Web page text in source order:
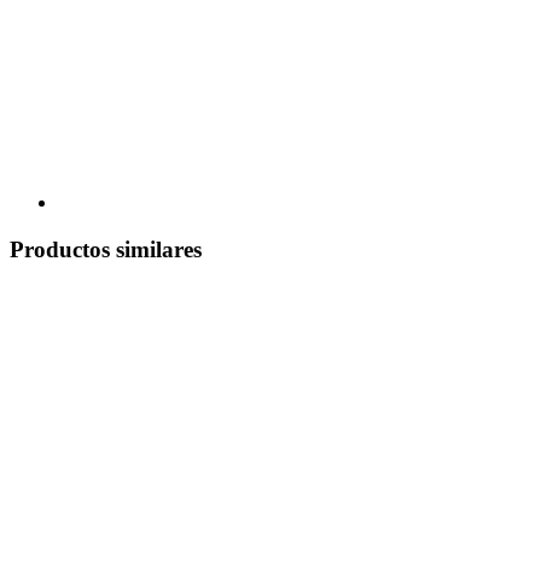
Productos similares